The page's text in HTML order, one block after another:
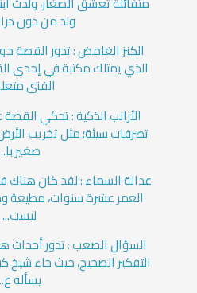
ولد من دون
الكنز الغامض : تدور
الذي يمتلك مكتبة في إحدى
الفتى
الأرانب الذكية : تحكي
تصرفات سيئة؛ مثل تخريب
صغير
عدالة السماء : لقد كان هناك
العمر عشرة سنوات، مطيعة
ليست...
السؤال الصعب : تدور
التفكير الصحيح، حيث جاء شيخ
يسأله